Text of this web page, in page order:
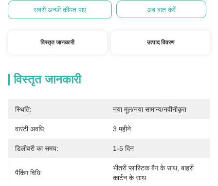
सबसे अच्छी कीमत पाएं अब बात करें
विस्तृत जानकारी उत्पाद विवरण
विस्तृत जानकारी
स्थिति: नया मूल/नया सामान्य/नवीनीकृत
वारंटी अवधि: 3 महीने
डिलीवरी का समय: 1-5 दिन
पैकिंग विधि:
भीतरी प्लास्टिक बैग के साथ, बाहरी
कार्टन के साथ